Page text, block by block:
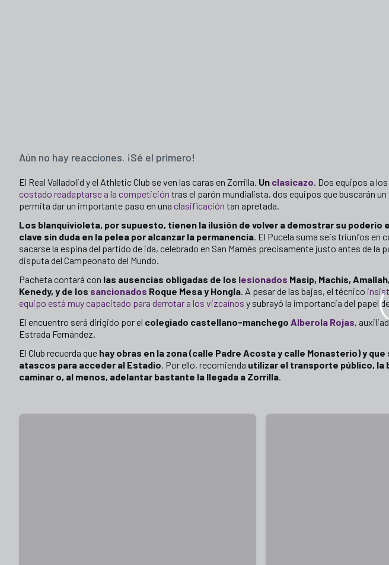
Aún no hay reacciones. ¡Sé el primero!
El Real Valladolid y el Athletic Club se ven las caras en Zorrilla. Un clasicazo. Dos equipos a
costado readaptarse a la competición tras el parón mundialista, dos equipos que buscarán
permita dar un importante paso en una clasificación tan apretada.
Los blanquivioleta, por supuesto, tienen la ilusión de volver a demostrar su poderío
clave sin duda en la pelea por alcanzar la permanencia. El Pucela suma seis triunfos en
sacarse la espina del partido de ida, celebrado en San Mamés precisamente justo antes de la
disputa del Campeonato del Mundo.
Pacheta contará con las ausencias obligadas de los lesionados Masip, Machis,
Kenedy, y de los sancionados Roque Mesa y Hongla. A pesar de las bajas, el técnico
equipo está muy capacitado para derrotar a los vizcaínos y subrayó la importancia del papel
El encuentro será dirigido por el colegiado castellano-manchego Alberola Rojas,
Estrada Fernández.
El Club recuerda que hay obras en la zona (calle Padre Acosta y calle Monasterio) y que
atascos para acceder al Estadio. Por ello, recomienda utilizar el transporte público, la
caminar o, al menos, adelantar bastante la llegada a Zorrilla.